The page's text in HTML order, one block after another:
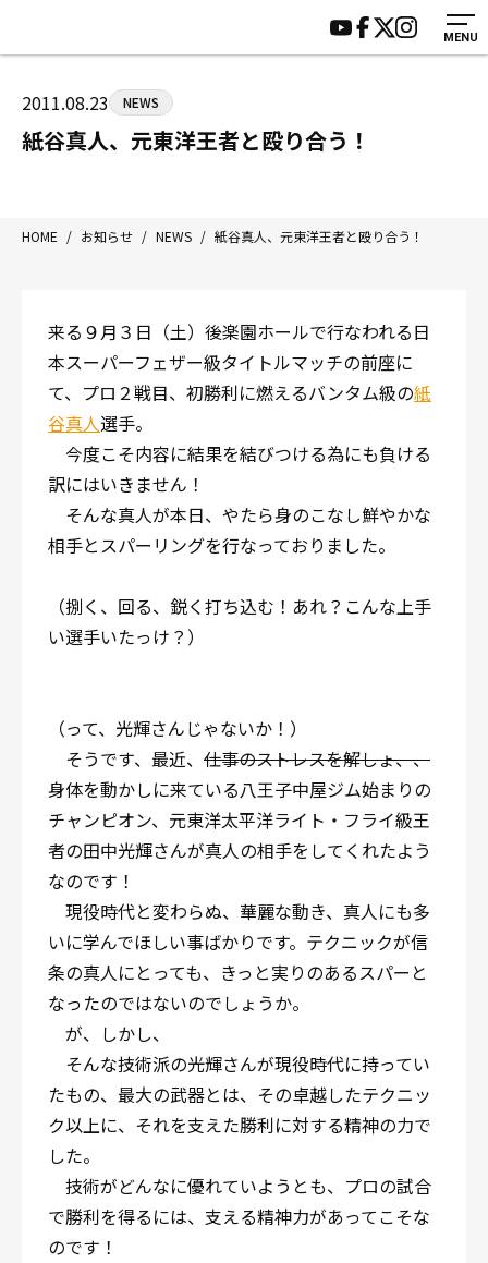
MENU
八王子中屋ボクシングジム
〒192-0072 東京都八王子市南町3-8 第2原嶋ビル1F
Tel/Fax：042-622-7222
営業時間：月〜土 14:00〜22:00 / 日・祝 14:00〜19:00
HOME
ジムについて
トレーニング
入会案内
施設紹介
会員様の声
サポーター募集
2011.08.23 NEWS
紙谷真人、元東洋王者と殴り合う！
HOME / お知らせ / NEWS / 紙谷真人、元東洋王者と殴り合う！
来る９月３日（土）後楽園ホールで行なわれる日
本スーパーフェザー級タイトルマッチの前座に
て、プロ２戦目、初勝利に燃えるバンタム級の紙
谷真人選手。
今度こそ内容に結果を結びつける為にも負ける
訳にはいきません！
そんな真人が本日、やたら身のこなし鮮やかな
相手とスパーリングを行なっておりました。
（捌く、回る、鋭く打ち込む！あれ？こんな上手
い選手いたっけ？）
（って、光輝さんじゃないか！）
そうです、最近、 仕事のストレスを解しょ、、
身体を動かしに来ている八王子中屋ジム始まりの
チャンピオン、元東洋太平洋ライト・フライ級王
者の田中光輝さんが真人の相手をしてくれたよう
なのです！
現役時代と変わらぬ、華麗な動き、真人にも多
いに学んでほしい事ばかりです。テクニックが信
条の真人にとっても、きっと実りのあるスパーと
なったのではないのでしょうか。
が、しかし、
そんな技術派の光輝さんが現役時代に持ってい
たもの、最大の武器とは、その卓越したテクニッ
ク以上に、それを支えた勝利に対する精神の力で
した。
技術がどんなに優れていようとも、プロの試合
で勝利を得るには、支える精神力があってこそな
のです！